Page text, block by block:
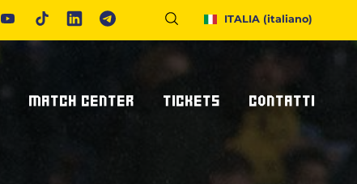
ITALIA (italiano)
MATCH CENTER TICKETS CONTATTI